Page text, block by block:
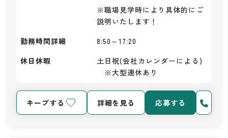
※職場見学時により具体的にご
説明いたします！
勤務時間詳細
8:50～17:20
休日休暇
土日祝(会社カレンダーによる)
※大型連休あり
キープする 詳細を見る 応募する